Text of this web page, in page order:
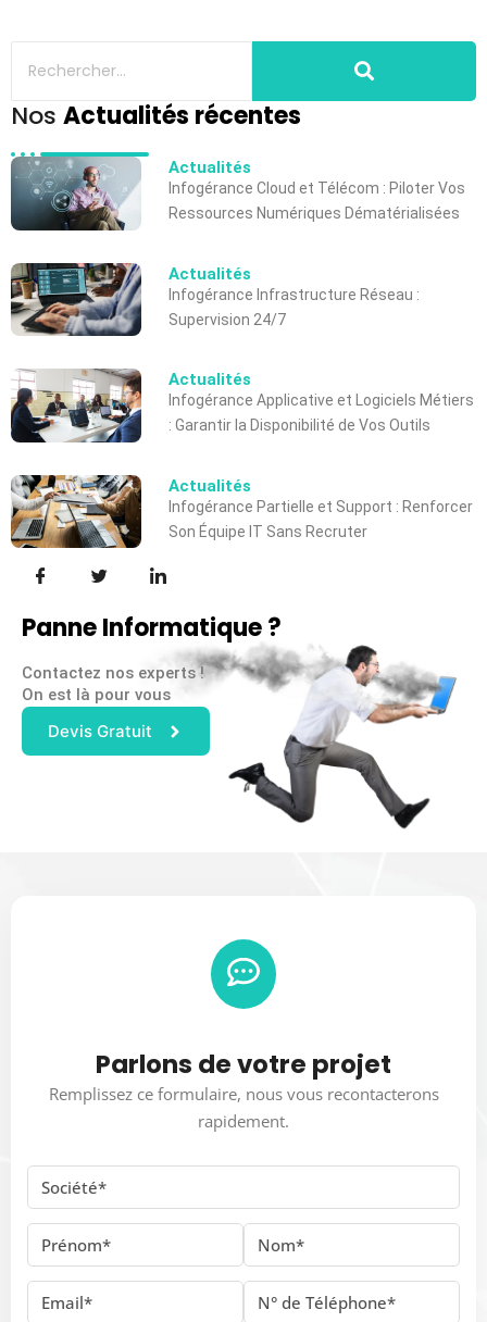
Nos Actualités récentes
Actualités
Infogérance Cloud et Télécom : Piloter Vos
Ressources Numériques Dématérialisées
Actualités
Infogérance Infrastructure Réseau :
Supervision 24/7
Actualités
Infogérance Applicative et Logiciels Métiers
: Garantir la Disponibilité de Vos Outils
Actualités
Infogérance Partielle et Support : Renforcer
Son Équipe IT Sans Recruter
Panne Informatique ?
Contactez nos experts !
On est là pour vous
Devis Gratuit
Parlons de votre projet
Remplissez ce formulaire, nous vous recontacterons
rapidement.